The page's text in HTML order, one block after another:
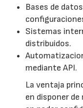
Bases de
Sistemas
distribuidos.
mediante API.
La ventaja
en disponer